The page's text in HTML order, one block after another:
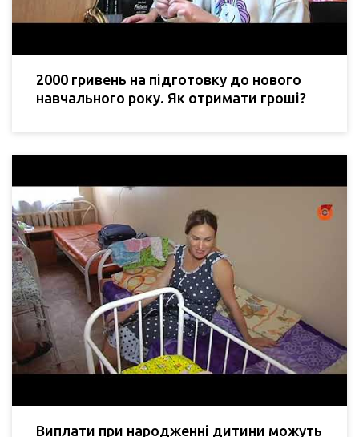
2000 гривень на підготовку до нового
навчального року. Як отримати гроші?
Виплати при народженні дитини можуть